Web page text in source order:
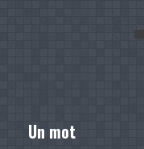
Un mot